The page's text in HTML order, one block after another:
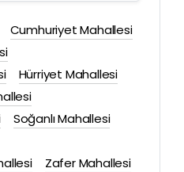
Cumhuriyet Mahallesi
Hürriyet Mahallesi
Soğanlı Mahallesi
Zafer Mahallesi